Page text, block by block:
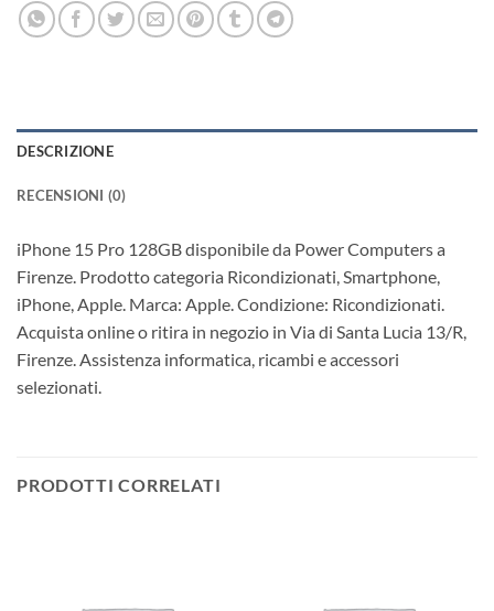
DESCRIZIONE
RECENSIONI (0)
iPhone 15 Pro 128GB disponibile da Power Computers a
Firenze. Prodotto categoria Ricondizionati, Smartphone,
iPhone, Apple. Marca: Apple. Condizione: Ricondizionati.
Acquista online o ritira in negozio in Via di Santa Lucia 13/R,
Firenze. Assistenza informatica, ricambi e accessori
selezionati.
PRODOTTI CORRELATI